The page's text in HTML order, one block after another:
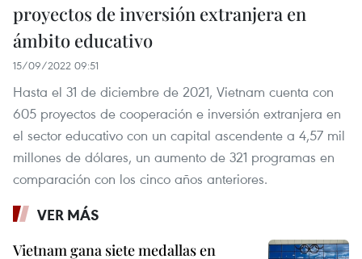
proyectos de inversión extranjera en
ámbito educativo
15/09/2022 09:51
Hasta el 31 de diciembre de 2021, Vietnam cuenta con
605 proyectos de cooperación e inversión extranjera en
el sector educativo con un capital ascendente a 4,57 mil
millones de dólares, un aumento de 321 programas en
comparación con los cinco años anteriores.
VER MÁS
Vietnam gana siete medallas en